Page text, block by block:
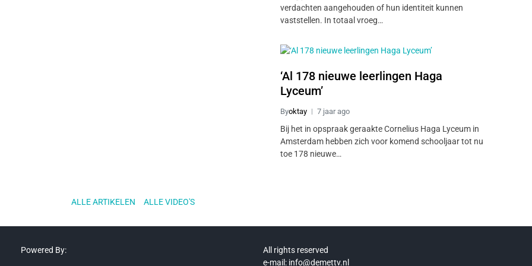
verdachten aangehouden of hun identiteit kunnen
vaststellen. In totaal vroeg…
‘Al 178 nieuwe leerlingen Haga
Lyceum’
Byoktay 7 jaar ago
Bij het in opspraak geraakte Cornelius Haga Lyceum in
Amsterdam hebben zich voor komend schooljaar tot nu
toe 178 nieuwe…
ALLE ARTIKELEN ALLE VIDEO'S
Powered By:
All rights reserved
e-mail: info@demettv.nl